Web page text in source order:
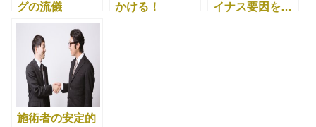
グの流儀
かける！
イナス要因を…
施術者の安定的